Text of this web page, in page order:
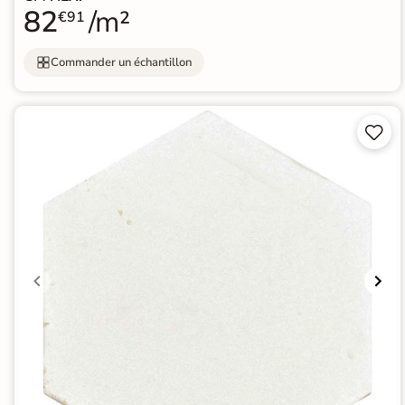
82€91 /m²
Commander un échantillon

